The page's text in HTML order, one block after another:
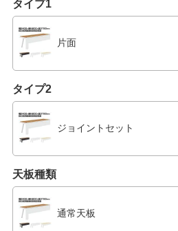
タイプ1
片面
タイプ2
ジョイントセット
天板種類
通常天板